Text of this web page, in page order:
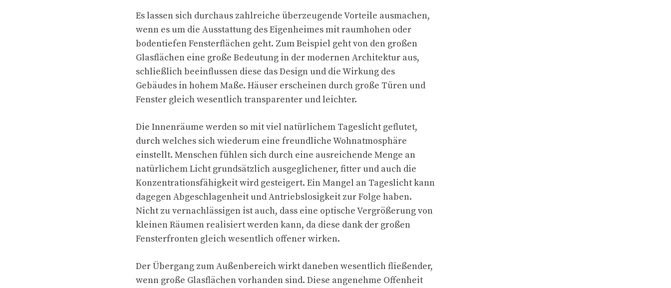
Es lassen sich durchaus zahlreiche überzeugende Vorteile ausmachen,
wenn es um die Ausstattung des Eigenheimes mit raumhohen oder
bodentiefen Fensterflächen geht. Zum Beispiel geht von den großen
Glasflächen eine große Bedeutung in der modernen Architektur aus,
schließlich beeinflussen diese das Design und die Wirkung des
Gebäudes in hohem Maße. Häuser erscheinen durch große Türen und
Fenster gleich wesentlich transparenter und leichter.
Die Innenräume werden so mit viel natürlichem Tageslicht geflutet,
durch welches sich wiederum eine freundliche Wohnatmosphäre
einstellt. Menschen fühlen sich durch eine ausreichende Menge an
natürlichem Licht grundsätzlich ausgeglichener, fitter und auch die
Konzentrationsfähigkeit wird gesteigert. Ein Mangel an Tageslicht kann
dagegen Abgeschlagenheit und Antriebslosigkeit zur Folge haben.
Nicht zu vernachlässigen ist auch, dass eine optische Vergrößerung von
kleinen Räumen realisiert werden kann, da diese dank der großen
Fensterfronten gleich wesentlich offener wirken.
Der Übergang zum Außenbereich wirkt daneben wesentlich fließender,
wenn große Glasflächen vorhanden sind. Diese angenehme Offenheit